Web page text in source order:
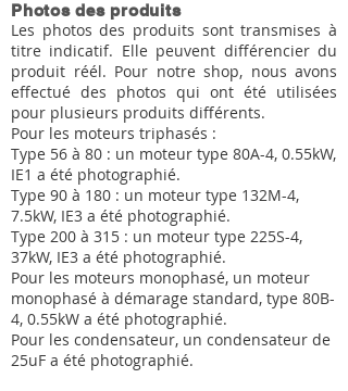
Photos des produits
Les photos des produits sont transmises à
titre indicatif. Elle peuvent différencier du
produit réél. Pour notre shop, nous avons
effectué des photos qui ont été utilisées
pour plusieurs produits différents.
Pour les moteurs triphasés :
Type 56 à 80 : un moteur type 80A-4, 0.55kW,
IE1 a été photographié.
Type 90 à 180 : un moteur type 132M-4,
7.5kW, IE3 a été photographié.
Type 200 à 315 : un moteur type 225S-4,
37kW, IE3 a été photographié.
Pour les moteurs monophasé, un moteur
monophasé à démarage standard, type 80B-
4, 0.55kW a été photographié.
Pour les condensateur, un condensateur de
25uF a été photographié.